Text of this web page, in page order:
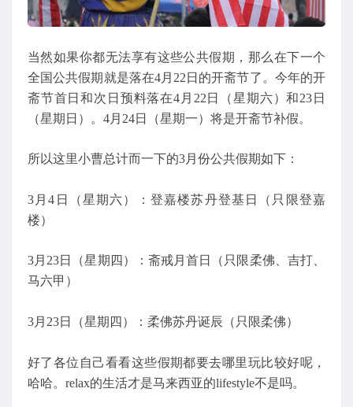
当然如果你都无法享有这些公共假期，那么在下一个
全国公共假期就是落在4月22日的开斋节了。今年的开
斋节首日和次日预料落在4月22日（星期六）和23日
（星期日）。4月24日（星期一）将是开斋节补假。
所以这里小曹总计而一下的3月份公共假期如下：
3月4日（星期六）：登嘉楼苏丹登基日（只限登嘉
楼）
3月23日（星期四）：斋戒月首日（只限柔佛、吉打、
马六甲）
3月23日（星期四）：柔佛苏丹诞辰（只限柔佛）
好了各位自己看看这些假期都要去哪里玩比较好呢，
哈哈。relax的生活才是马来西亚的lifestyle不是吗。